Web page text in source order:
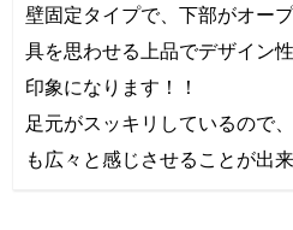
壁固定タイプで、下部がオー
具を思わせる上品でデザイン
印象になります！！
足元がスッキリしているので
も広々と感じさせることが出来